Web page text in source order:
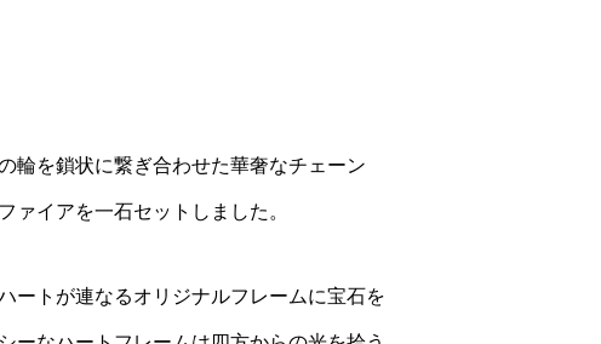
輪を鎖状に繋ぎ合わせた華奢なチェーン
ァイアを一石セットしました。
ートが連なるオリジナルフレームに宝石を